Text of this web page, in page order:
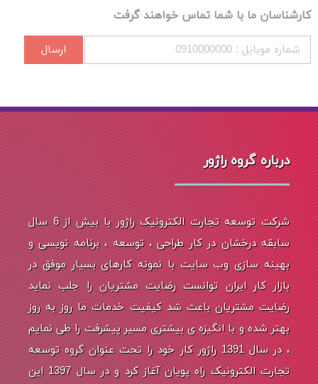
کارشناسان ما با شما تماس خواهند گرفت
ارسال
درباره گروه راژور
شرکت توسعه تجارت الکترونیک راژور با بیش از 6 سال
سابقه درخشان در کار طراحی ، توسعه ، برنامه نویسی و
بهینه سازی وب سایت با نمونه کارهای بسیار موفق در
بازار کار ایران توانست رضایت مشتریان را جلب نماید
رضایت مشتریان باعث شد کیفیت خدمات ما روز به روز
بهتر شده و با انگیزه ی بیشتری مسیر پیشرفت را طی نمایم
، در سال 1391 راژور کار خود را تحت عنوان گروه توسعه
تجارت الکترونیک راه پویان آغاز کرد و در سال 1397 این